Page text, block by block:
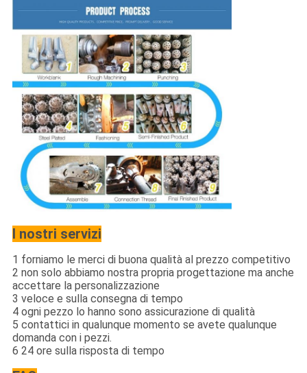
I nostri servizi
1 forniamo le merci di buona qualità al prezzo competitivo
2 non solo abbiamo nostra propria progettazione ma anche
accettare la personalizzazione
3 veloce e sulla consegna di tempo
4 ogni pezzo lo hanno sono assicurazione di qualità
5 contattici in qualunque momento se avete qualunque
domanda con i pezzi.
6 24 ore sulla risposta di tempo